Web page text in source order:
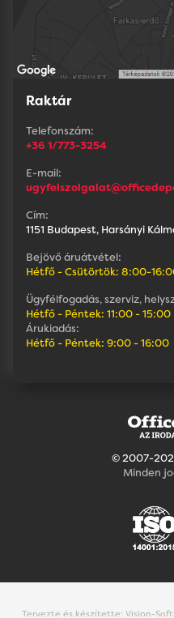
© 2007-
Minden
Raktár
Telefonszám:
+36 1/773-3254
E-mail:
Cím:
1151 Budapest, Harsányi
Bejövő áruátvétel:
Hétfő - Csütörtök: 8:00-
Ügyfélfogadás, szerviz,
Hétfő - Péntek: 11:00 - 15:00
Árukiadás:
Hétfő - Péntek: 9:00 - 16:00
Tervezte és készítette: Vision-